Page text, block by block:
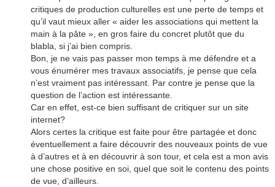
critiques de production culturelles est une perte de temps et
qu’il vaut mieux aller « aider les associations qui mettent la
main à la pâte », en gros faire du concret plutôt que du
blabla, si j’ai bien compris.
Bon, je ne vais pas passer mon temps à me défendre et a
vous énumérer mes travaux associatifs, je pense que cela
n’est vraiment pas intéressant. Par contre je pense que la
question de l’action est intéressante.
Car en effet, est-ce bien suffisant de critiquer sur un site
internet?
Alors certes la critique est faite pour être partagée et donc
éventuellement a faire découvrir des nouveaux points de vue
à d’autres et à en découvrir à son tour, et cela est a mon avis
une chose positive en soi, quel que soit le contenu des points
de vue, d’ailleurs.